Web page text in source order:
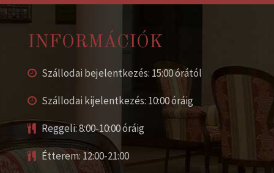
INFORMÁCIÓK
Szállodai bejelentkezés: 15:00 órától
Szállodai kijelentkezés: 10:00 óráig
Reggeli: 8:00-10:00 óráig
Étterem: 12:00-21:00